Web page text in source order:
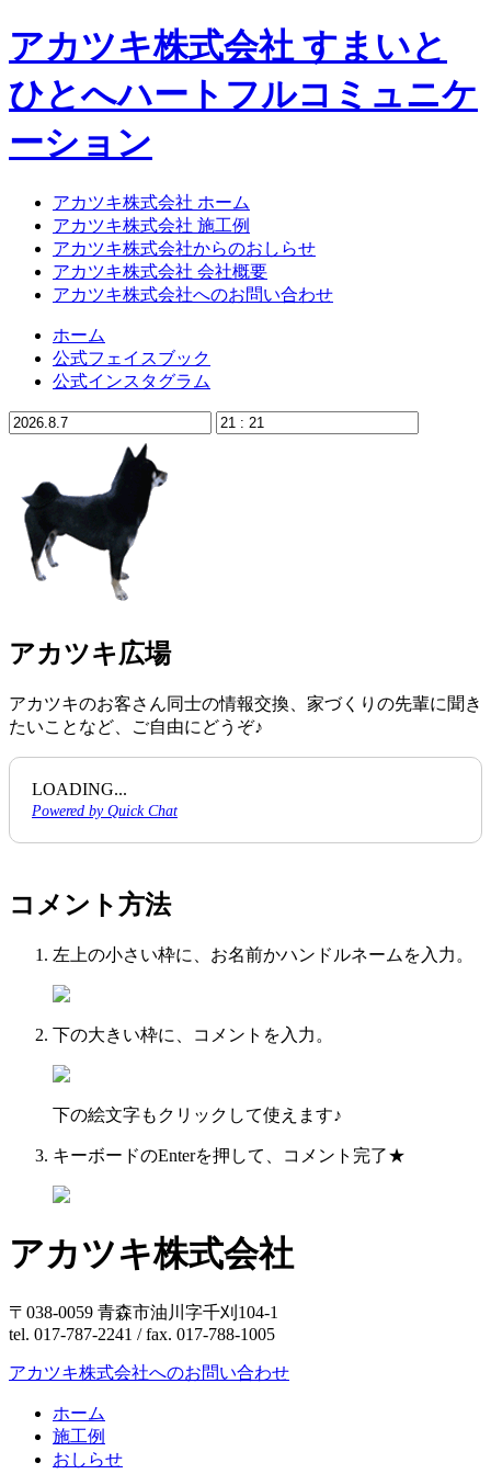
アカツキ株式会社 すまいと
ひとへハートフルコミュニケ
ーション
アカツキ株式会社 ホーム
アカツキ株式会社 施工例
アカツキ株式会社からのおしらせ
アカツキ株式会社 会社概要
アカツキ株式会社へのお問い合わせ
ホーム
公式フェイスブック
公式インスタグラム
アカツキ広場
アカツキのお客さん同士の情報交換、家づくりの先輩に聞き
たいことなど、ご自由にどうぞ♪
LOADING...
Powered by Quick Chat
コメント方法
左上の小さい枠に、お名前かハンドルネームを入力。
下の大きい枠に、コメントを入力。
下の絵文字もクリックして使えます♪
キーボードのEnterを押して、コメント完了★
アカツキ株式会社
〒038-0059 青森市油川字千刈104-1
tel. 017-787-2241 / fax. 017-788-1005
アカツキ株式会社へのお問い合わせ
ホーム
施工例
おしらせ